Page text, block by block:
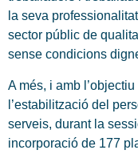
la seva
sector públic de
sense condicions
A més, i amb
l’estabilització del
serveis, durant la
incorporació de 177